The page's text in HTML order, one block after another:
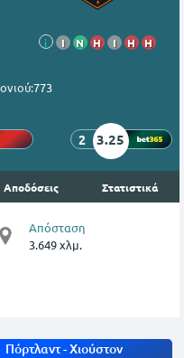
i Ι Ν Η Ι Η Η
773
2 3.25
Αποδόσεις Στατιστικά
Απόσταση
3.649 χλμ.
Πόρτλαντ - Χιούστον